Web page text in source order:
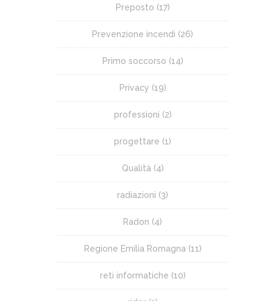
Preposto (17)
Prevenzione incendi (26)
Primo soccorso (14)
Privacy (19)
professioni (2)
progettare (1)
Qualità (4)
radiazioni (3)
Radon (4)
Regione Emilia Romagna (11)
reti informatiche (10)